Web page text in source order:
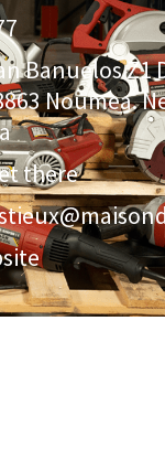
Banuelos Z1
Noumea.
there